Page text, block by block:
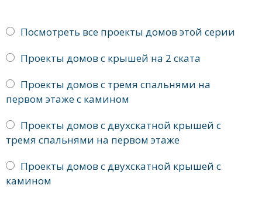
Посмотреть все проекты домов этой серии
Проекты домов с крышей на 2 ската
Проекты домов с тремя спальнями на
первом этаже с камином
Проекты домов с двухскатной крышей с
тремя спальнями на первом этаже
Проекты домов с двухскатной крышей с
камином